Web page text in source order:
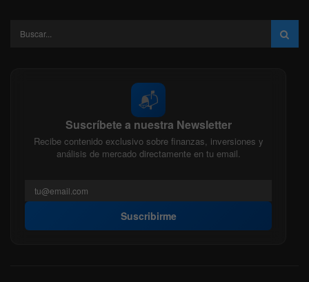
📬
Suscríbete a nuestra Newsletter
Recibe contenido exclusivo sobre finanzas, inversiones y
análisis de mercado directamente en tu email.
Suscribirme